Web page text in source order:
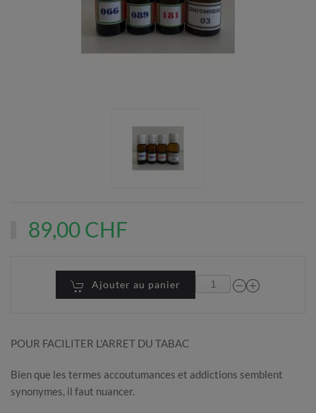
89,00 CHF
Ajouter au panier
POUR FACILITER L'ARRET DU TABAC
Bien que les termes accoutumances et addictions semblent
synonymes, il faut nuancer.